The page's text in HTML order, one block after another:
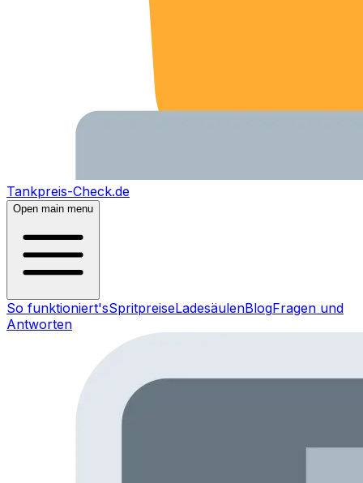
Tankpreis-Check.de
Open main menu
So funktioniert'sSpritpreiseLadesäulenBlogFragen und
Antworten